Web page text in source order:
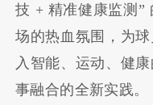
技 + 精准健康监测”
场的热血氛围，为
入智能、运动、健
事融合的全新实践。